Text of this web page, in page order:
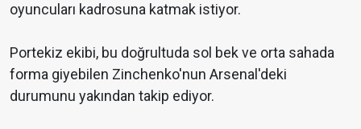
oyuncuları kadrosuna katmak istiyor.
Portekiz ekibi, bu doğrultuda sol bek ve orta sahada
forma giyebilen Zinchenko'nun Arsenal'deki
durumunu yakından takip ediyor.